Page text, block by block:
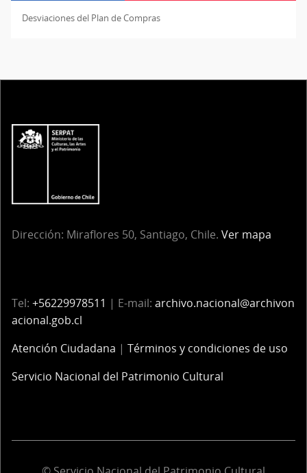
Desviaciones del Plan de Compras
Dirección: Miraflores 50, Santiago, Chile. Ver mapa
Tel: +56229978511 | E-mail: archivo.nacional@archivon
acional.gob.cl
Atención Ciudadana | Términos y condiciones de uso
Servicio Nacional del Patrimonio Cultural